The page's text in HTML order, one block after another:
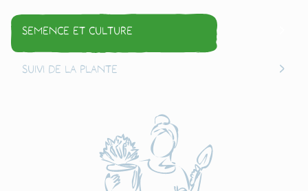
Semence et culture
Suivi de la plante